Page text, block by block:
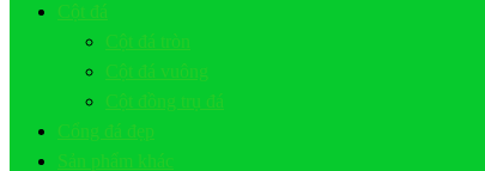
Cột đá
Cột đá tròn
Cột đá vuông
Cột đồng trụ đá
Cổng đá đẹp
Sản phẩm khác